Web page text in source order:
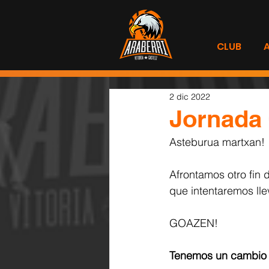
CLUB
Jornada
2 dic 2022
Asteburua martxan!
Afrontamos otro fin
que intentaremos
GOAZEN!
Tenemos un